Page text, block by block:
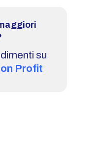
su
Profit